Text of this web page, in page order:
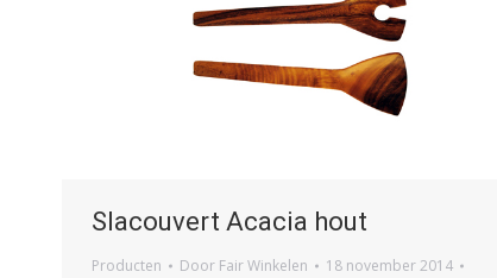
Slacouvert Acacia hout
Producten Door Fair Winkelen
18 november 2014